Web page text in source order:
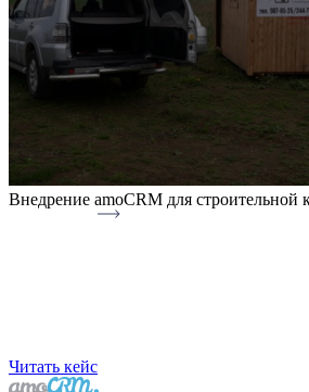
Внедрение amoCRM для
Читать кейс